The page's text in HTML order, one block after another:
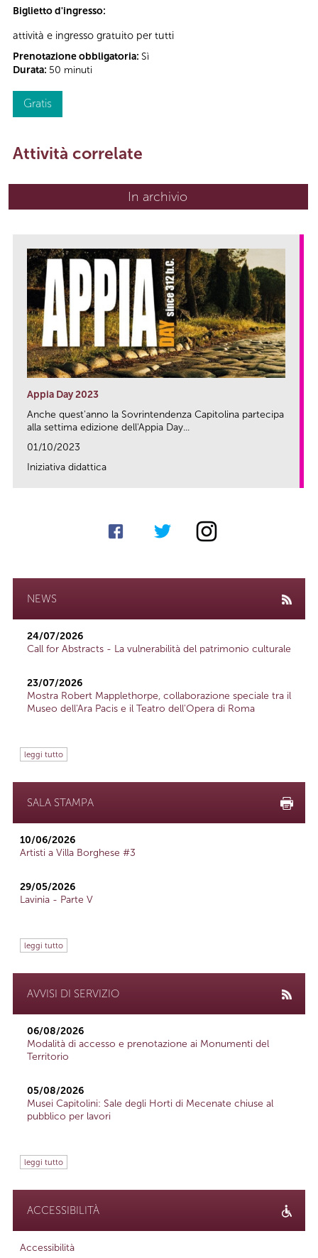
Biglietto d'ingresso:
attività e ingresso gratuito per tutti
Prenotazione obbligatoria: Sì
Durata: 50 minuti
Gratis
Attività correlate
In archivio
Appia Day 2023
Anche quest'anno la Sovrintendenza Capitolina partecipa
alla settima edizione dell'Appia Day...
01/10/2023
Iniziativa didattica
NEWS
24/07/2026
Call for Abstracts - La vulnerabilità del patrimonio culturale
23/07/2026
Mostra Robert Mapplethorpe, collaborazione speciale tra il
Museo dell'Ara Pacis e il Teatro dell'Opera di Roma
leggi tutto
SALA STAMPA
10/06/2026
Artisti a Villa Borghese #3
29/05/2026
Lavinia - Parte V
leggi tutto
AVVISI DI SERVIZIO
06/08/2026
Modalità di accesso e prenotazione ai Monumenti del
Territorio
05/08/2026
Musei Capitolini: Sale degli Horti di Mecenate chiuse al
pubblico per lavori
leggi tutto
ACCESSIBILITÀ
Accessibilità